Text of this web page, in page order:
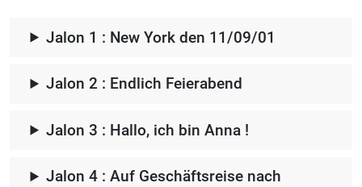
Jalon 1 : New York den 11/09/01
Jalon 2 : Endlich Feierabend
Jalon 3 : Hallo, ich bin Anna !
Jalon 4 : Auf Geschäftsreise nach